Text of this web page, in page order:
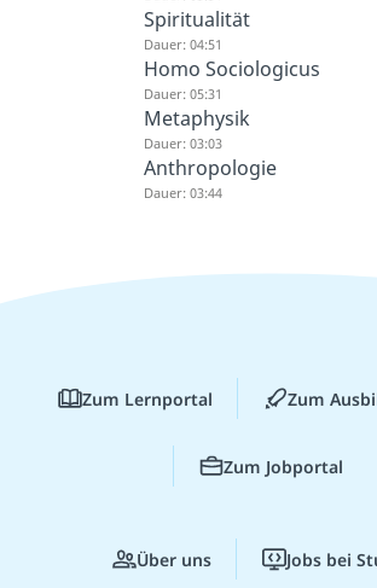
Spiritualität
Dauer: 04:51
Homo Sociologicus
Dauer: 05:31
Metaphysik
Dauer: 03:03
Anthropologie
Dauer: 03:44
Zum Lernportal Zum
Zum Jobportal
Über uns Jobs bei